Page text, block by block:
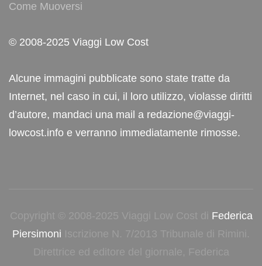
Come Muoversi
© 2008-2025 Viaggi Low Cost
Alcune immagini pubblicate sono state tratte da
Internet, nel caso in cui, il loro utilizzo, violasse diritti
d’autore, mandaci una mail a redazione@viaggi-
lowcost.info e verranno immediatamente rimosse.
Copyright © 2008-2025 Viaggi Low Cost di Federica
Piersimoni Iscrizione N. 7/2013 Tribunale di Rimini.
Direttrice ed editore del giornale, Federica